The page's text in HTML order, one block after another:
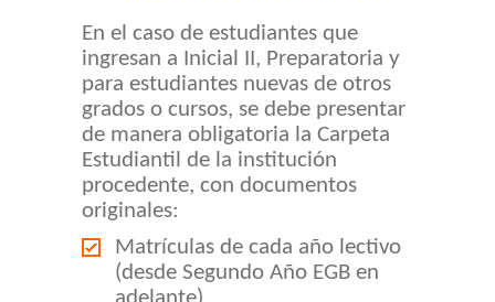
En el caso de estudiantes que
ingresan a Inicial II, Preparatoria y
para estudiantes nuevas de otros
grados o cursos, se debe presentar
de manera obligatoria la Carpeta
Estudiantil de la institución
procedente, con documentos
originales:
Matrículas de cada año lectivo
(desde Segundo Año EGB en